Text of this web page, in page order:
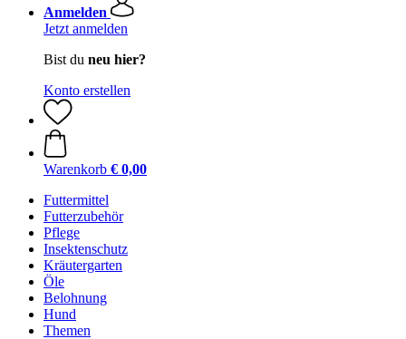
Anmelden
Jetzt anmelden
Bist du neu hier?
Konto erstellen
Warenkorb € 0,00
Futtermittel
Futterzubehör
Pflege
Insektenschutz
Kräutergarten
Öle
Belohnung
Hund
Themen